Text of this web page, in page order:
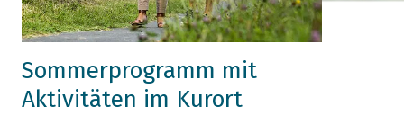
Sommerprogramm mit
Aktivitäten im Kurort